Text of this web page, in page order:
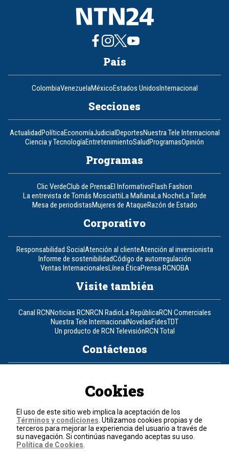
País
ColombiaVenezuelaMéxicoEstados UnidosInternacional
Secciones
ActualidadPolíticaEconomíaJudicialDeportesNuestra Tele Internacional
Ciencia y TecnologíaEntretenimientoSaludProgramasOpinión
Programas
Clic VerdeClub de PrensaEl InformativoFlash Fashion
La entrevista de Tomás MosciattiLa MañanaLa NocheLa Tarde
Mesa de periodistasMujeres de AtaqueRazón de Estado
Corporativo
Responsabilidad SocialAtención al clienteAtención al inversionista
Informe de sostenibilidadCódigo de autorregulación
Ventas InternacionalesLínea ÉticaPrensa RCNOBA
Visite también
Canal RCNNoticias RCNRCN RadioLa RepúblicaRCN Comerciales
Nuestra Tele InternacionalNovelasFidesTDT
Un producto de RCN TelevisiónRCN Total
Contáctenos
Política de cookies
Términos y condiciones
© 2026, RCN Medios.
Todos los derechos reservados.
Cookies
El uso de este sitio web implica la aceptación de los
Términos y condiciones . Utilizamos cookies propias y de
terceros para mejorar la experiencia del usuario a través de
su navegación. Si continúas navegando aceptas su uso.
Política de Cookies